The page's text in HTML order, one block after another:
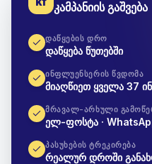
კამპანიის გაშვება
ᲓᲐᲬᲧᲔᲑᲘᲡ ᲓᲠᲝ
დაწყება წუთებში
ᲘᲜᲤᲚᲣᲔᲜᲡᲔᲠᲘᲡ ᲬᲕᲓᲝᲛᲐ
მიაღწიეთ ყველა 37
ᲛᲠᲐᲕᲐᲚ-ᲐᲠᲮᲣᲚᲘ
ელ-ფოსტა ·
ᲞᲐᲡᲣᲮᲔᲑᲘᲡ ᲢᲠᲔᲙᲘᲠᲔᲑᲐ
რეალურ დროში